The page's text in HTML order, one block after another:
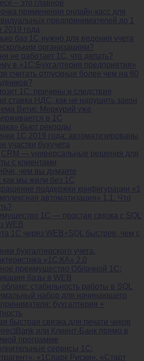
– это главное
применения онлайн-касс для
предпринимателей до 1
2019 года
баз 1C нужно для ведения учета
организациям?
не работает 1С, что делать?
в «1С:Бухгалтерия предприятия»
считать отпускные более чем на 60
1C: причины и следствия
ставка НДС, как не нарушить закон
Ветис Меркурий уже
в 1С
бьют рекорды
1С 2019 года: автоматизированы
участки бухучета
CRM — универсальные решения для
с клиентами
чем вы думаете
как мы жили без 1С
поддержки конфигурации «1
автоматизация» 1.1. Что
1С — простая связка с SQL
WEB
1С через WEB+SQL быстрее, чем с
бухгалтерского учета.
«1С:КА» 2.0
преимущество Облачной 1С:
базы в WEB
стабильность работы в SQL
набор для начинающего
бухгалтерия +
быстрая связка для печати чеков
или Клиент-Банк прямо в
программе
сервисы 1С:
«1Спарк Риски», «Старт